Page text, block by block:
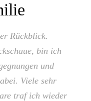
Rückblick.
bin ich
und
Viele sehr
traf ich wieder